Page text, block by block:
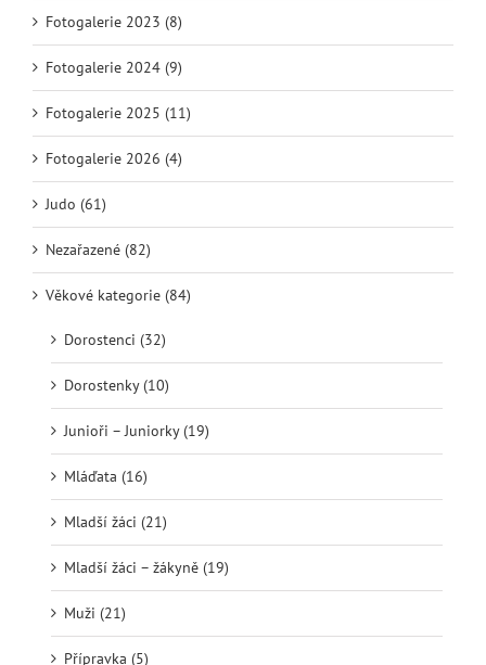
Fotogalerie 2023 (8)
Fotogalerie 2024 (9)
Fotogalerie 2025 (11)
Fotogalerie 2026 (4)
Judo (61)
Nezařazené (82)
Věkové kategorie (84)
Dorostenci (32)
Dorostenky (10)
Junioři – Juniorky (19)
Mláďata (16)
Mladší žáci (21)
Mladší žáci – žákyně (19)
Muži (21)
Přípravka (5)